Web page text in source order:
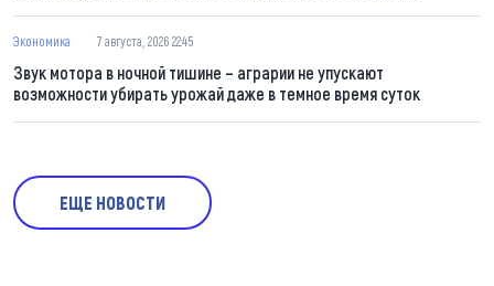
Экономика 7 августа, 2026 22:45
Звук мотора в ночной тишине – аграрии не упускают
возможности убирать урожай даже в темное время суток
ЕЩЕ НОВОСТИ